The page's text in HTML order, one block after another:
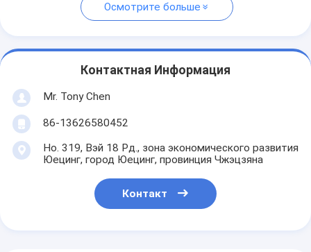
Осмотрите больше
Контактная Информация
Mr. Tony Chen
86-13626580452
Но. 319, Вэй 18 Рд., зона экономического развития
Юецинг, город Юецинг, провинция Чжэцзяна
Контакт